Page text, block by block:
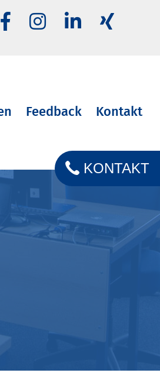
Feedback Kontakt
KONTAKT